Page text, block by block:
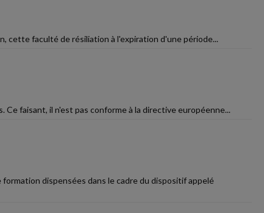
cette faculté de résiliation à l'expiration d'une période...
faisant, il n'est pas conforme à la directive européenne...
dispensées dans le cadre du dispositif appelé